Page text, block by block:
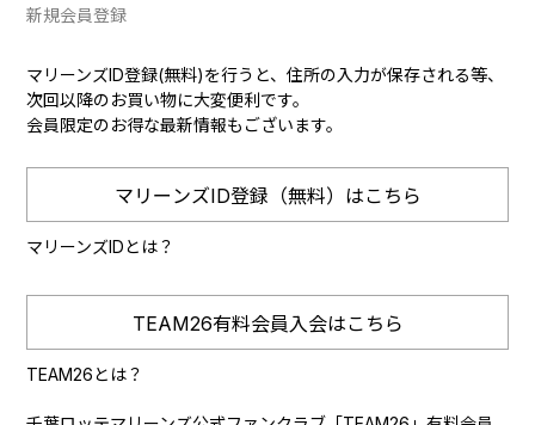
新規会員登録
マリーンズID登録(無料)を行うと、住所の入力が保存される等、
次回以降のお買い物に大変便利です。
会員限定のお得な最新情報もございます。
マリーンズID登録（無料）はこちら
マリーンズIDとは？
TEAM26有料会員入会はこちら
TEAM26とは？